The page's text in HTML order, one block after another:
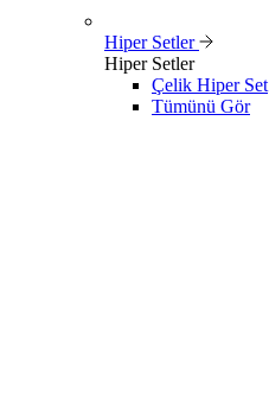
Hiper Setler
Hiper Setler
Çelik Hiper Set
Tümünü Gör